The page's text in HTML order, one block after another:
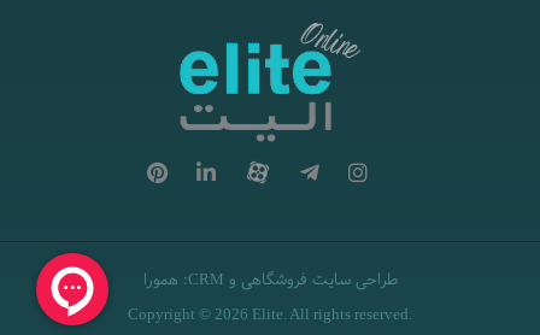
طراحی سایت فروشگاهی و CRM
: همورا
Copyright © 2026 Elite. All rights reserved.